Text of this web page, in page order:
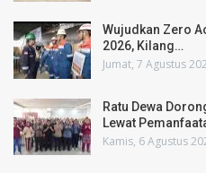
Wujudkan Zero
2026, Kilang…
Jumat, 7 Agustus
Ratu Dewa
Lewat
Kamis, 6 Agustus